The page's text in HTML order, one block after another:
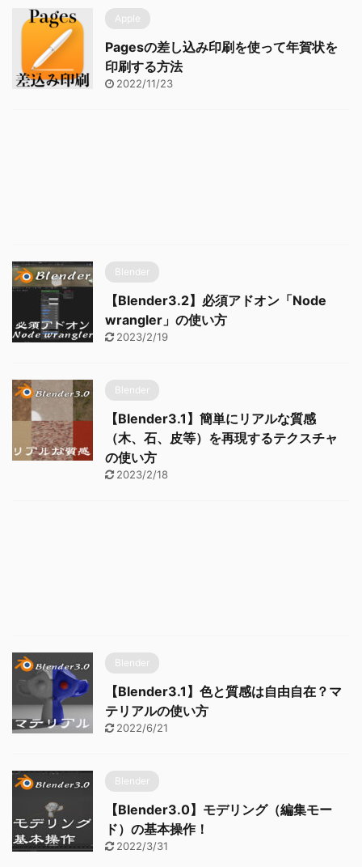
Apple
Pagesの差し込み印刷を使って年賀状を
印刷する方法
2022/11/23
Blender
【Blender3.2】必須アドオン「Node
wrangler」の使い方
2023/2/19
Blender
【Blender3.1】簡単にリアルな質感
（木、石、皮等）を再現するテクスチャ
の使い方
2023/2/18
Blender
【Blender3.1】色と質感は自由自在？マ
テリアルの使い方
2022/6/21
Blender
【Blender3.0】モデリング（編集モー
ド）の基本操作！
2022/3/31